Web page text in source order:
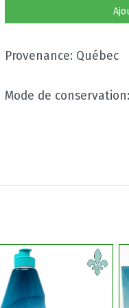
Provenance: Québec
Mode de